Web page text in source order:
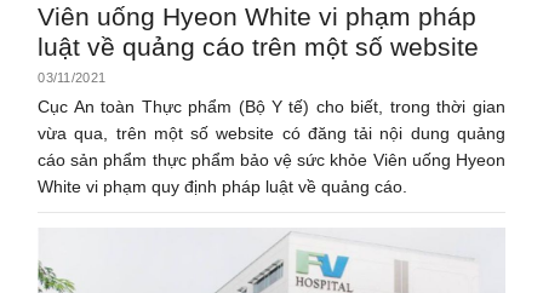
Viên uống Hyeon White vi phạm pháp
luật về quảng cáo trên một số website
03/11/2021
Cục An toàn Thực phẩm (Bộ Y tế) cho biết, trong thời gian
vừa qua, trên một số website có đăng tải nội dung quảng
cáo sản phẩm thực phẩm bảo vệ sức khỏe Viên uống Hyeon
White vi phạm quy định pháp luật về quảng cáo.